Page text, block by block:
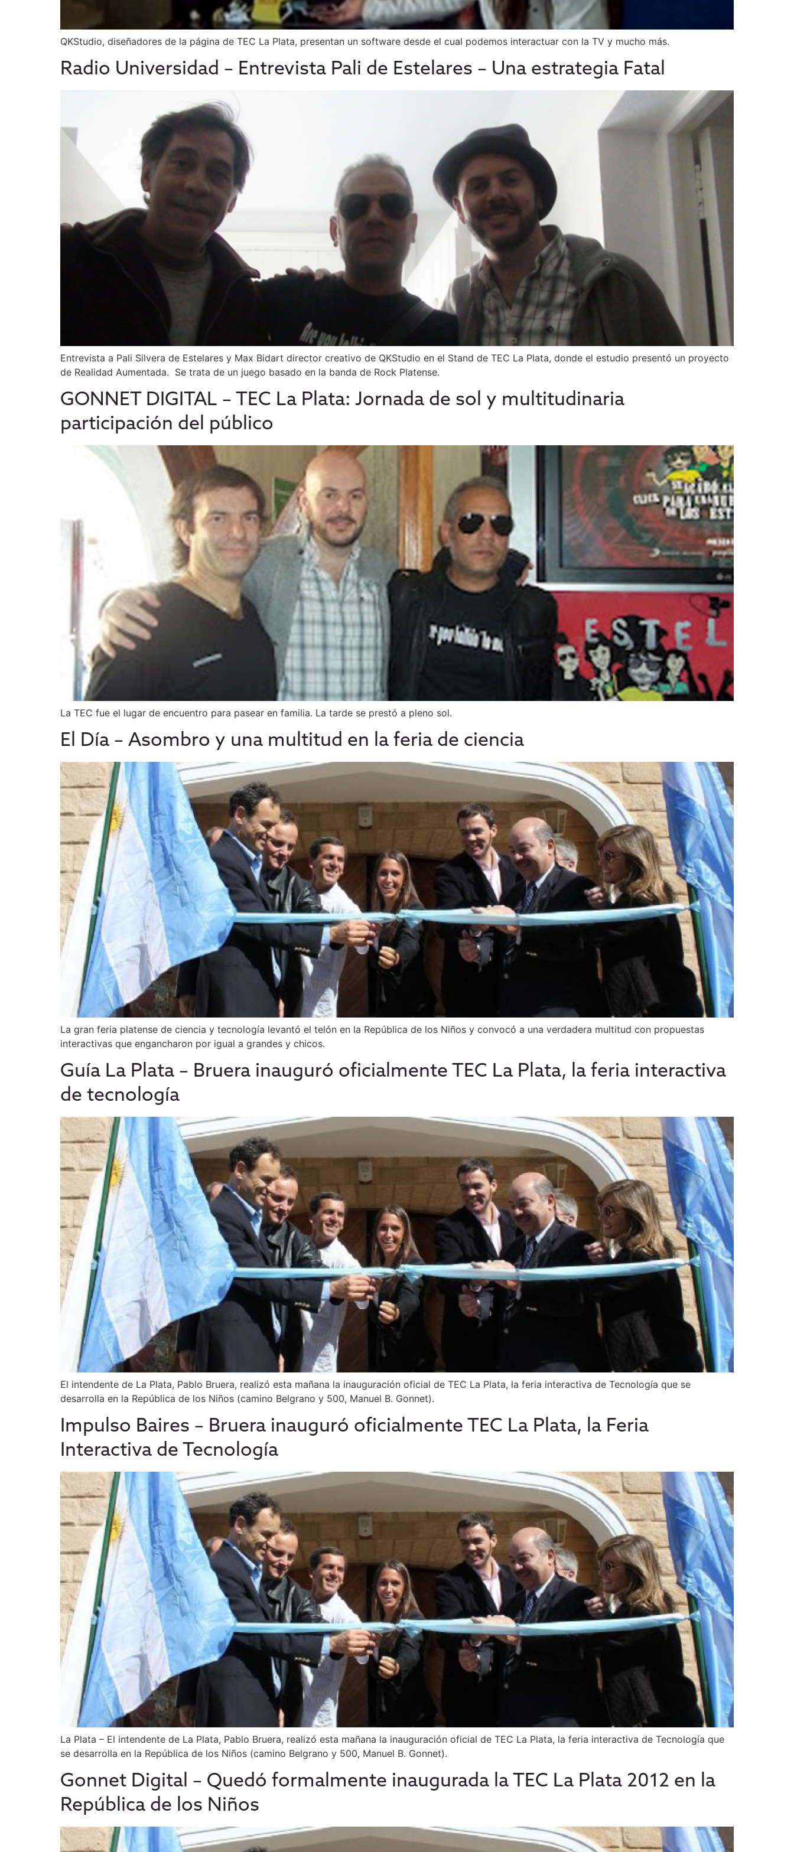
QKStudio, diseñadores de la página de TEC La Plata, presentan un software desde el cual podemos interactuar con la TV y mucho más.
Radio Universidad – Entrevista Pali de Estelares – Una estrategia Fatal
Entrevista a Pali Silvera de Estelares y Max Bidart director creativo de QKStudio en el Stand de TEC La Plata, donde el estudio presentó un proyecto
de Realidad Aumentada. Se trata de un juego basado en la banda de Rock Platense.
GONNET DIGITAL – TEC La Plata: Jornada de sol y multitudinaria
participación del público
La TEC fue el lugar de encuentro para pasear en familia. La tarde se prestó a pleno sol.
El Día – Asombro y una multitud en la feria de ciencia
La gran feria platense de ciencia y tecnología levantó el telón en la República de los Niños y convocó a una verdadera multitud con propuestas
interactivas que engancharon por igual a grandes y chicos.
Guía La Plata – Bruera inauguró oficialmente TEC La Plata, la feria interactiva
de tecnología
El intendente de La Plata, Pablo Bruera, realizó esta mañana la inauguración oficial de TEC La Plata, la feria interactiva de Tecnología que se
desarrolla en la República de los Niños (camino Belgrano y 500, Manuel B. Gonnet).
Impulso Baires – Bruera inauguró oficialmente TEC La Plata, la Feria
Interactiva de Tecnología
La Plata – El intendente de La Plata, Pablo Bruera, realizó esta mañana la inauguración oficial de TEC La Plata, la feria interactiva de Tecnología que
se desarrolla en la República de los Niños (camino Belgrano y 500, Manuel B. Gonnet).
Gonnet Digital – Quedó formalmente inaugurada la TEC La Plata 2012 en la
República de los Niños